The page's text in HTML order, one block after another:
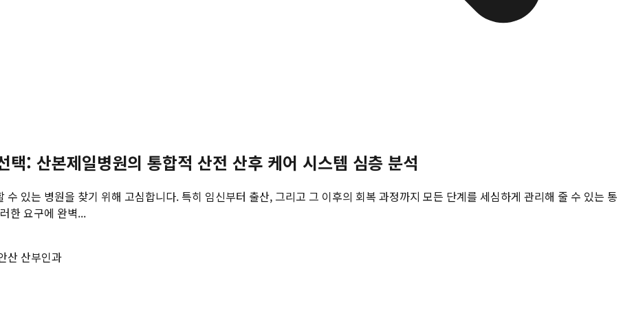
: 산본제일병원의 통합적 산전 산후 케어 시스템 심층 분석
있는 병원을 찾기 위해 고심합니다. 특히 임신부터 출산, 그리고 그 이후의 회복 과정까지 모든 단계를 세심하게 관리해 줄 수 있는 통
한 요구에 완벽...
산 산부인과